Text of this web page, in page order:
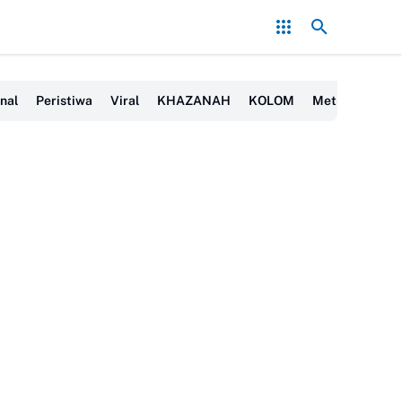
Era Jokowi seperti Sengaja Rusak Alam Sumatra
Peristiwa Viral KHAZANAH KOLOM Metro